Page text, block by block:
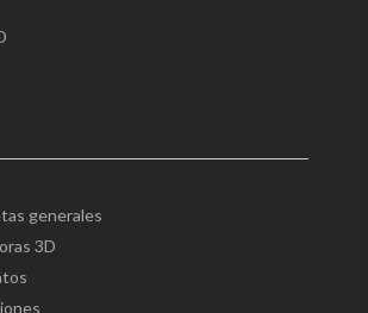
generales
3D